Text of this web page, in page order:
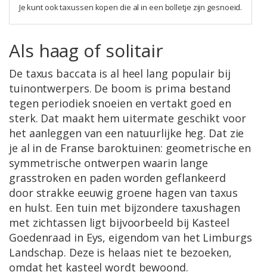
Je kunt ook taxussen kopen die al in een bolletje zijn gesnoeid.
Als haag of solitair
De taxus baccata is al heel lang populair bij
tuinontwerpers. De boom is prima bestand
tegen periodiek snoeien en vertakt goed en
sterk. Dat maakt hem uitermate geschikt voor
het aanleggen van een natuurlijke heg. Dat zie
je al in de Franse baroktuinen: geometrische en
symmetrische ontwerpen waarin lange
grasstroken en paden worden geflankeerd
door strakke eeuwig groene hagen van taxus
en hulst. Een tuin met bijzondere taxushagen
met zichtassen ligt bijvoorbeeld bij Kasteel
Goedenraad in Eys, eigendom van het Limburgs
Landschap. Deze is helaas niet te bezoeken,
omdat het kasteel wordt bewoond.